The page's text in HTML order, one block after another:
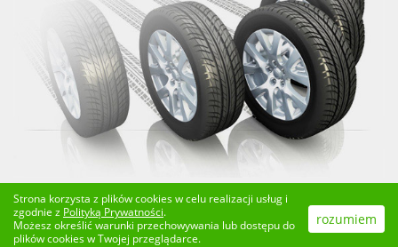
© 2017 OPONYMASTER.PL. All Rights Reserved
Strona korzysta z plików cookies w celu realizacji usług i
zgodnie z Polityką Prywatności.
Możesz określić warunki przechowywania lub dostępu do
plików cookies w Twojej przeglądarce.
rozumiem